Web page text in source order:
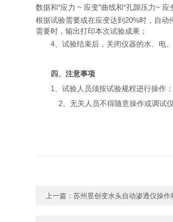
数据和“应力 ~ 应变”曲线和“孔隙压力~ 应
根据试验需要或在应变达到20%时，自动
需要时，输出打印本次试验成果；
4、试验结束后，关闭仪器的水、电、
四、注意事项
1、试验人员须按试验规程进行操作；
2、无关人员不得随意操作或调试仪
上一篇： 苏州昱创变水头自动渗透仪操作